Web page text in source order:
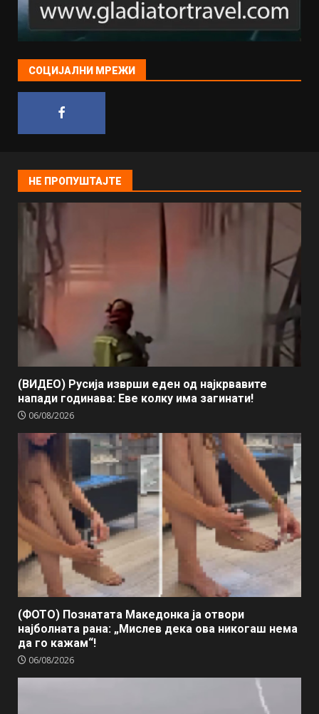
СОЦИЈАЛНИ МРЕЖИ
НЕ ПРОПУШТАЈТЕ
(ВИДЕО) Русија изврши еден од најкрвавите
напади годинава: Еве колку има загинати!
06/08/2026
(ФОТО) Познатата Македонка ја отвори
најболната рана: „Мислев дека ова никогаш нема
да го кажам“!
06/08/2026